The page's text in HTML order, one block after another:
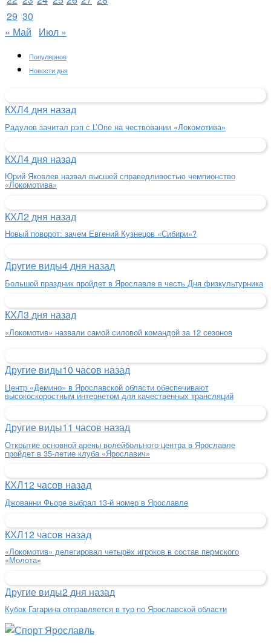
29 30
« Май
Июл »
Популярное
Новости дня
КХЛ4 дня назад
Радулов зачитал рэп с L’One на чествовании «Локомотива»
КХЛ4 дня назад
Юрий Яковлев назвал высшей справедливостью чемпионство
«Локомотива»
КХЛ2 дня назад
Новый поворот: зачем Евгений Кузнецов «Сибири»?
Другие виды4 дня назад
Большой праздник пройдет в Ярославле в честь Дня физкультурника
КХЛ3 дня назад
«Локомотив» назвали самой силовой командой за 12 сезонов
Другие виды10 часов назад
Центр «Демино» в Ярославской области обеспечивают
высокоскоростным интернетом для качественных трансляций
Другие виды11 часов назад
Открытие основной арены волейбольного центра в Ярославле
пройдет в 35-летие клуба «Ярославич»
КХЛ12 часов назад
Джованни Фьоре выбрал 13-й номер в Ярославле
КХЛ12 часов назад
«Локомотив» делегировал четырёх игроков в состав пермского
«Молота»
Другие виды2 дня назад
Кубок Гагарина отправляется в тур по Ярославской области